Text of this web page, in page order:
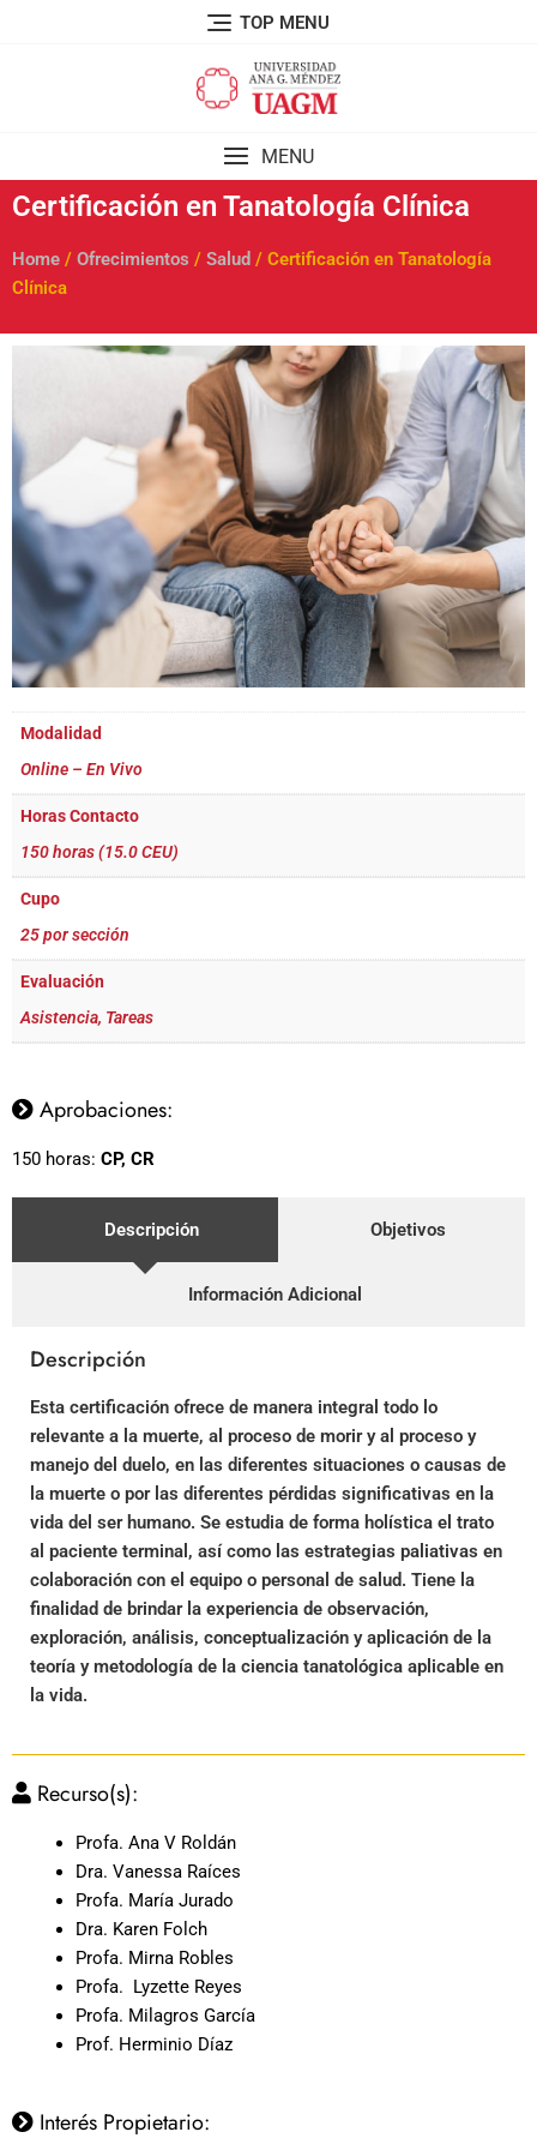
TOP MENU
MENU
Certificación en Tanatología Clínica
Home / Ofrecimientos / Salud / Certificación en Tanatología
Clínica
Modalidad
Online – En Vivo
Horas Contacto
150 horas (15.0 CEU)
Cupo
25 por sección
Evaluación
Asistencia, Tareas
Aprobaciones:
150 horas: CP, CR
Descripción Objetivos
Información Adicional
Descripción
Esta certificación ofrece de manera integral todo lo
relevante a la muerte, al proceso de morir y al proceso y
manejo del duelo, en las diferentes situaciones o causas de
la muerte o por las diferentes pérdidas significativas en la
vida del ser humano. Se estudia de forma holística el trato
al paciente terminal, así como las estrategias paliativas en
colaboración con el equipo o personal de salud. Tiene la
finalidad de brindar la experiencia de observación,
exploración, análisis, conceptualización y aplicación de la
teoría y metodología de la ciencia tanatológica aplicable en
la vida.
Recurso(s):
Profa. Ana V Roldán
Dra. Vanessa Raíces
Profa. María Jurado
Dra. Karen Folch
Profa. Mirna Robles
Profa. Lyzette Reyes
Profa. Milagros García
Prof. Herminio Díaz
Interés Propietario: